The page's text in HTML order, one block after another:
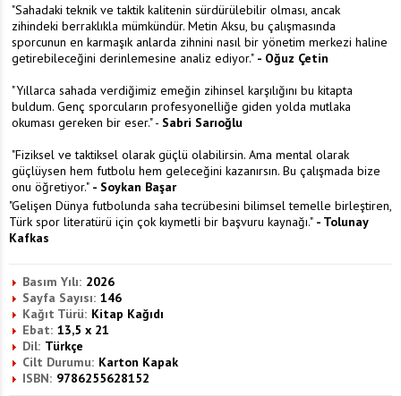
"Sahadaki teknik ve taktik kalitenin sürdürülebilir olması, ancak
zihindeki berraklıkla mümkündür. Metin Aksu, bu çalışmasında
sporcunun en karmaşık anlarda zihnini nasıl bir yönetim merkezi haline
getirebileceğini derinlemesine analiz ediyor." - Oğuz Çetin
"Yıllarca sahada verdiğimiz emeğin zihinsel karşılığını bu kitapta
buldum. Genç sporcuların profesyonelliğe giden yolda mutlaka
okuması gereken bir eser." - Sabri Sarıoğlu
"Fiziksel ve taktiksel olarak güçlü olabilirsin. Ama mental olarak
güçlüysen hem futbolu hem geleceğini kazanırsın. Bu çalışmada bize
onu öğretiyor." - Soykan Başar
"Gelişen Dünya futbolunda saha tecrübesini bilimsel temelle birleştiren,
Türk spor literatürü için çok kıymetli bir başvuru kaynağı." - Tolunay
Kafkas
Basım Yılı: 2026
Sayfa Sayısı: 146
Kağıt Türü: Kitap Kağıdı
Ebat: 13,5 x 21
Dil: Türkçe
Cilt Durumu: Karton Kapak
ISBN: 9786255628152